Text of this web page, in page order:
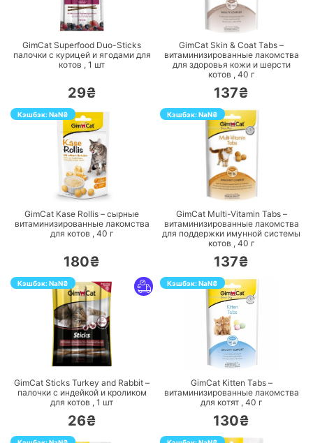
ПЕРЕЙТИ
GimCat Superfood Duo-Sticks
палочки с курицей и ягодами для
котов , 1 шт
29₴
ПЕРЕЙТИ
GimCat Skin & Coat Tabs –
витаминизированные лакомства
для здоровья кожи и шерсти
котов , 40 г
137₴
Кэшбэк:NaN₴
ПЕРЕЙТИ
GimCat Kase Rollis – сырные
витаминизированные лакомства
для котов , 40 г
180₴
Кэшбэк:NaN₴
ПЕРЕЙТИ
GimCat Multi-Vitamin Tabs –
витаминизированные лакомства
для поддержки имунной системы
котов , 40 г
137₴
Кэшбэк:NaN₴
ПЕРЕЙТИ
GimCat Sticks Turkey and Rabbit –
палочки с индейкой и кроликом
для котов , 1 шт
26₴
Кэшбэк:NaN₴
ПЕРЕЙТИ
GimCat Kitten Tabs –
витаминизированные лакомства
для котят , 40 г
130₴